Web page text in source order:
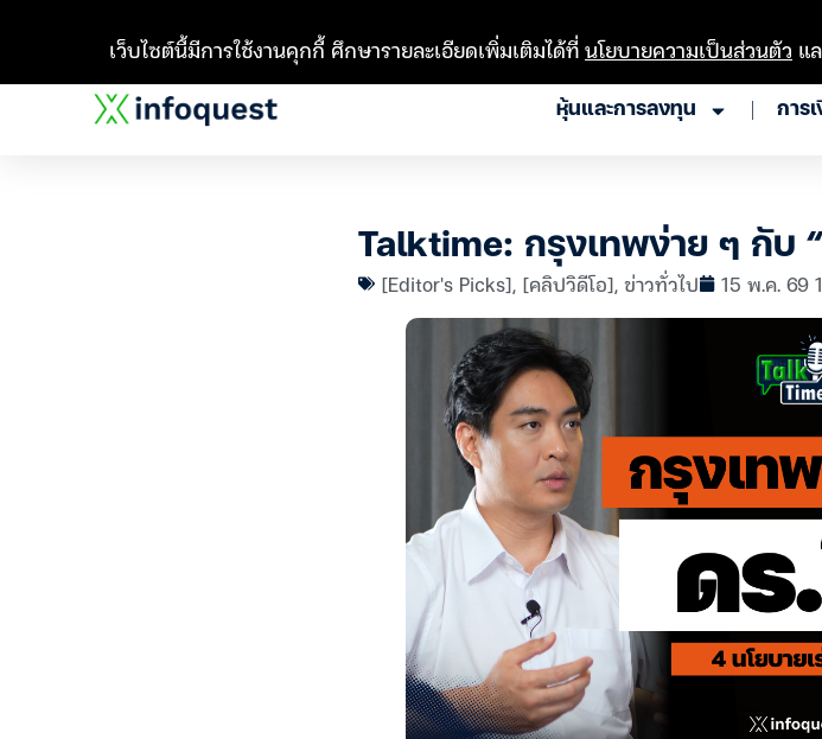
หุ้นและการลงทุน การเ
Talktime: กรุงเทพง่าย ๆ กับ “
[Editor's Picks], [คลิปวิดีโอ],ข่าวทั่วไป 15 พ.ค. 69
เว็บไซต์นี้มีการใช้งานคุกกี้ ศึกษารายละเอียดเพิ่มเติมได้ที่นโยบายความเป็นส่วนตัว แ